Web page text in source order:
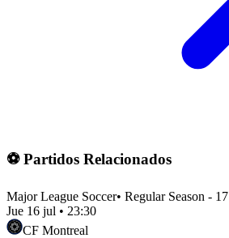
⚽ Partidos Relacionados
Major League Soccer• Regular Season - 17
Jue 16 jul • 23:30
CF Montreal